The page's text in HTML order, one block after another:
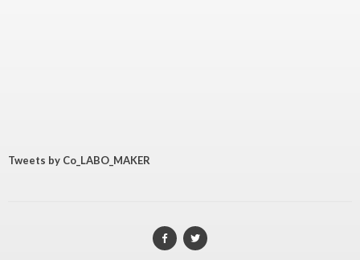
Tweets by Co_LABO_MAKER